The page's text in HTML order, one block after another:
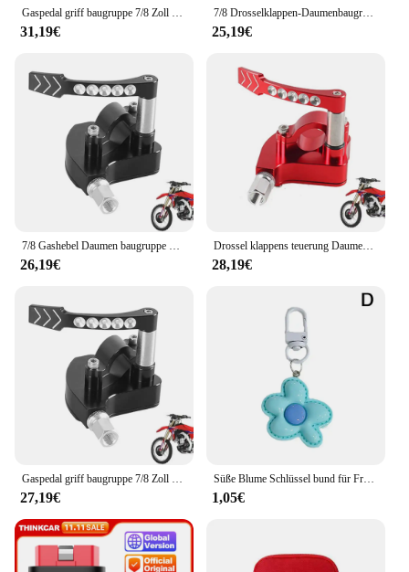
Gaspedal griff baugruppe 7/8 Zoll Daumen Drossel klappen baugruppe Legierung ATV Gashebel Daumens teuerung eloxierter Gas daumen
31,19€
7/8 Drosselklappen-Daumenbaugruppe, 7/8 Zoll Daumengas-Baugruppe, Legierung, ATV-Drosselhebel, Daumenregler, eloxierter Drosselklappen-Daumen
25,19€
7/8 Gashebel Daumen baugruppe Zoll Daumen Gashebel Steuer baugruppe Legierung ATV Gashebel Daumens teuerung eloxiert
26,19€
Drossel klappens teuerung Daumen baugruppe Zoll Daumen Drossel klappen baugruppe Legierung ATV Gashebel Daumens teuerung eloxierte Drossel klappe
28,19€
27,19€
Süße Blume Schlüssel bund für Frauen Mädchen kawaii Dopamin Farbe Blumen schlüssel Mini Rucksack Geldbörse Schlüssel bund Autos chl üssel m8c7
1,05€